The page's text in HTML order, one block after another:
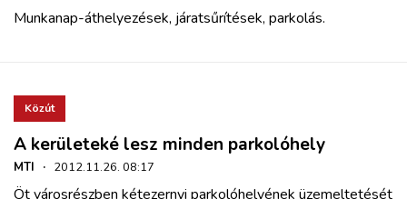
Munkanap-áthelyezések, járatsűrítések, parkolás.
Közút
A kerületeké lesz minden parkolóhely
MTI · 2012.11.26. 08:17
Öt városrészben kétezernyi parkolóhelyének üzemeltetését